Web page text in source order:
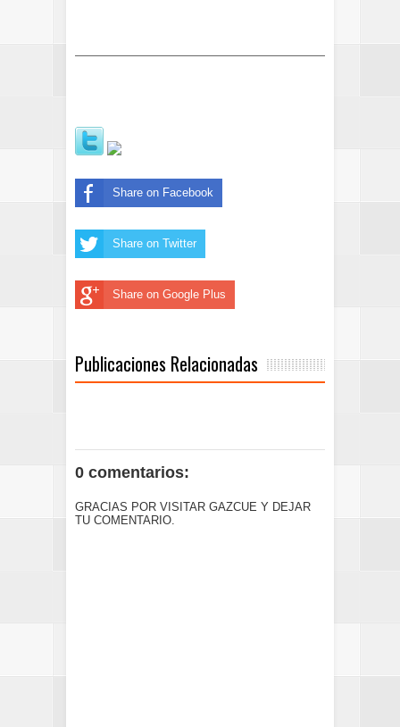
Share on Facebook
Share on Twitter
Share on Google Plus
Publicaciones Relacionadas
0 comentarios:
GRACIAS POR VISITAR GAZCUE Y DEJAR
TU COMENTARIO.